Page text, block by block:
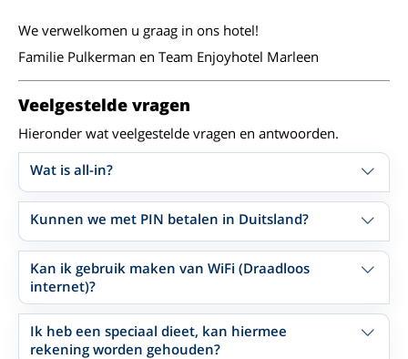
We verwelkomen u graag in ons hotel!
Familie Pulkerman en Team Enjoyhotel Marleen
Veelgestelde vragen
Hieronder wat veelgestelde vragen en antwoorden.
Wat is all-in?
Kunnen we met PIN betalen in Duitsland?
Kan ik gebruik maken van WiFi (Draadloos
internet)?
Ik heb een speciaal dieet, kan hiermee
rekening worden gehouden?